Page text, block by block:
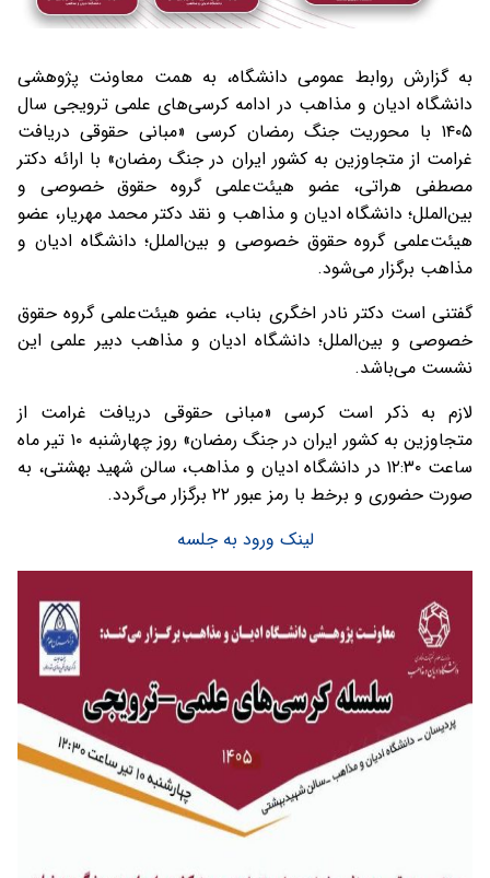
به گزارش روابط عمومی دانشگاه، به همت معاونت پژوهشی
دانشگاه ادیان و مذاهب در ادامه کرسی‌های علمی ترویجی سال
۱۴۰۵ با محوریت جنگ رمضان کرسی «مبانی حقوقی دریافت
غرامت از متجاوزین به کشور ایران در جنگ رمضان» با ارائه دکتر
مصطفی هراتی، عضو هیئت‌علمی گروه حقوق خصوصی و
بین‌الملل؛ دانشگاه ادیان و مذاهب و نقد دکتر محمد مهریار، عضو
هیئت‌علمی گروه حقوق خصوصی و بین‌الملل؛ دانشگاه ادیان و
مذاهب برگزار می‌شود.
گفتنی است دکتر نادر اخگری بناب، عضو هیئت‌علمی گروه حقوق
خصوصی و بین‌الملل؛ دانشگاه ادیان و مذاهب دبیر علمی این
نشست می‌باشد.
لازم به ذکر است کرسی «مبانی حقوقی دریافت غرامت از
متجاوزین به کشور ایران در جنگ رمضان» روز چهارشنبه ۱۰ تیر ماه
ساعت ۱۲:۳۰ در دانشگاه ادیان و مذاهب، سالن شهید بهشتی، به
صورت حضوری و برخط با رمز عبور ۲۲ برگزار می‌گردد.
لینک ورود به جلسه